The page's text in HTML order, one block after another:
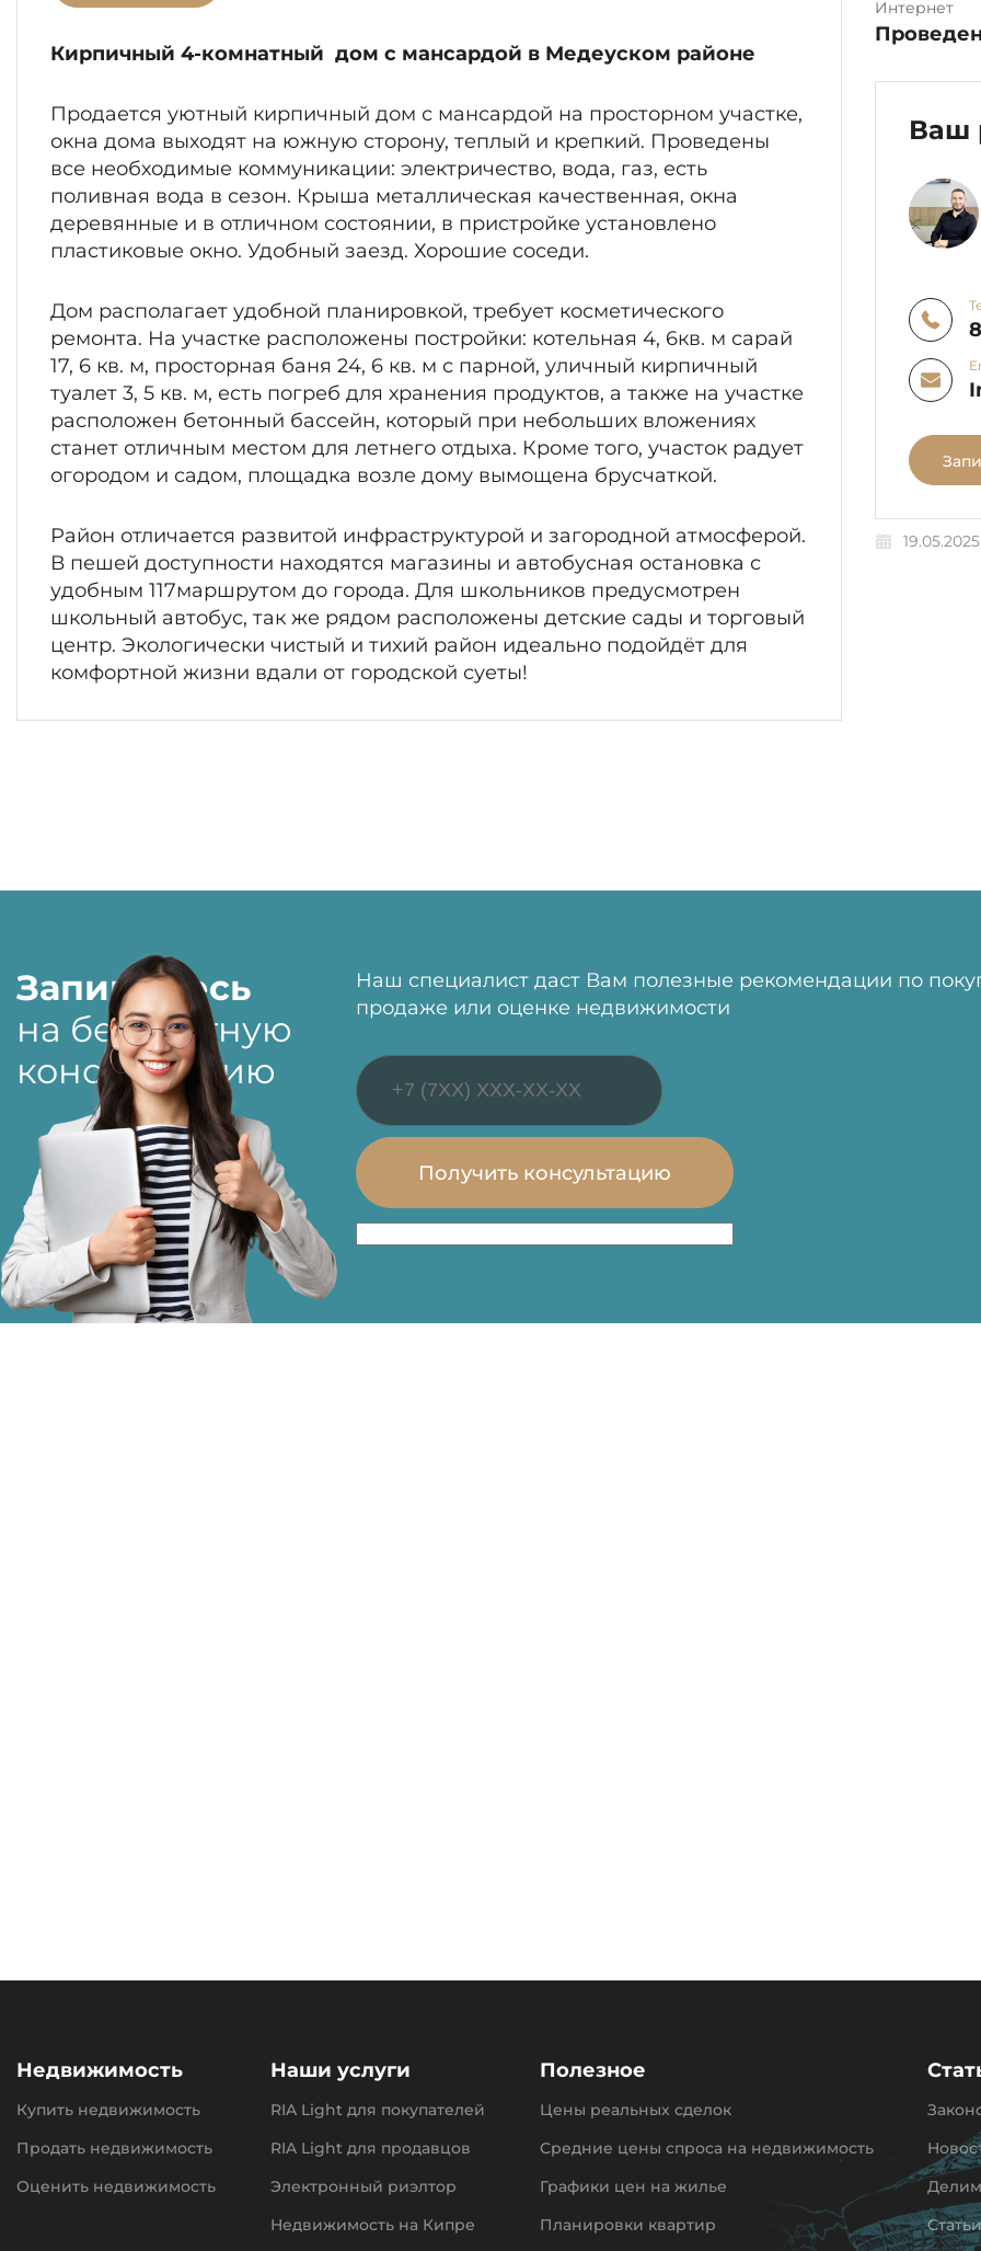
Кирпичный 4-комнатный дом с мансардой в Медеуском районе
Продается уютный кирпичный дом с мансардой на просторном участке,
окна дома выходят на южную сторону, теплый и крепкий. Проведены
все необходимые коммуникации: электричество, вода, газ, есть
поливная вода в сезон. Крыша металлическая качественная, окна
деревянные и в отличном состоянии, в пристройке установлено
пластиковые окно. Удобный заезд. Хорошие соседи.
Дом располагает удобной планировкой, требует косметического
ремонта. На участке расположены постройки: котельная 4, 6кв. м сарай
17, 6 кв. м, просторная баня 24, 6 кв. м с парной, уличный кирпичный
туалет 3, 5 кв. м, есть погреб для хранения продуктов, а также на участке
расположен бетонный бассейн, который при небольших вложениях
станет отличным местом для летнего отдыха. Кроме того, участок радует
огородом и садом, площадка возле дому вымощена брусчаткой.
Район отличается развитой инфраструктурой и загородной атмосферой.
В пешей доступности находятся магазины и автобусная остановка с
удобным 117маршрутом до города. Для школьников предусмотрен
школьный автобус, так же рядом расположены детские сады и торговый
центр. Экологически чистый и тихий район идеально подойдёт для
комфортной жизни вдали от городской суеты!
Интернет
Ваш
19.05.2025
Запишитесь
на бесплатную
консультацию
Наш специалист даст Вам полезные рекомендации по
продаже или оценке недвижимости
Недвижимость
Купить недвижимость
Продать недвижимость
Оценить недвижимость
Наши услуги
RIA Light для покупателей
RIA Light для продавцов
Электронный риэлтор
Недвижимость на Кипре
Полезное
Цены реальных сделок
Средние цены спроса на недвижимость
Графики цен на жилье
Планировки квартир